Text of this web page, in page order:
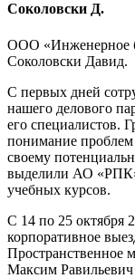
Соколовски Д.
ООО «Инженерное
Соколовски Давид.
С первых дней
нашего делового
его специалистов.
понимание проблем
своему
выделили АО «РПК»
учебных курсов.
С 14 по 25 октября
корпоративное
Пространственное
Максим